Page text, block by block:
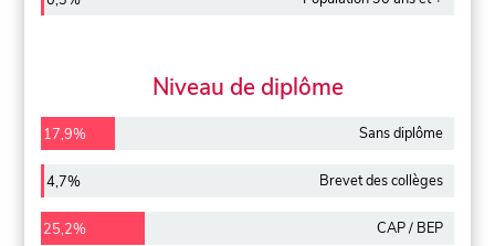
Niveau de diplôme
17,9% Sans diplôme
4,7% Brevet des collèges
25,2% CAP / BEP